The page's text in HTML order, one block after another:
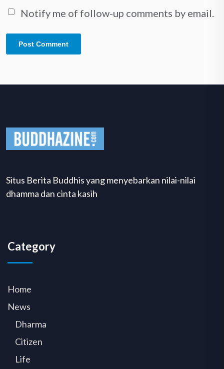
Notify me of follow-up comments by email.
Situs Berita Buddhis yang menyebarkan nilai-nilai
dhamma dan cinta kasih
Category
Home
News
Dharma
Citizen
Life